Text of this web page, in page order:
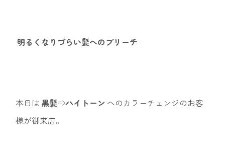
明るくなりづらい髪へのブリーチ
本日は 黒髪⇨ハイトーン へのカラーチェンジのお客
様が御来店。